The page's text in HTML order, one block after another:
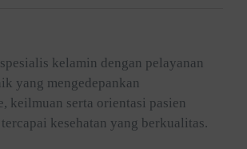
kelamin dengan pelayanan
yang mengedepankan
keilmuan serta orientasi pasien
kesehatan yang berkualitas.